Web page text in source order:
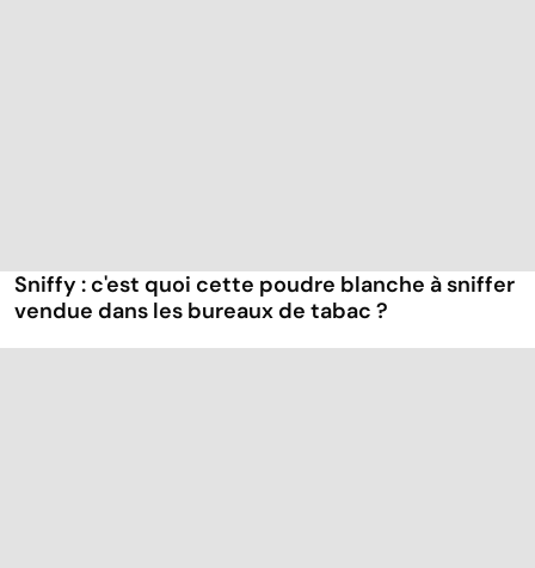
Sniffy : c'est quoi cette poudre blanche à sniffer
vendue dans les bureaux de tabac ?